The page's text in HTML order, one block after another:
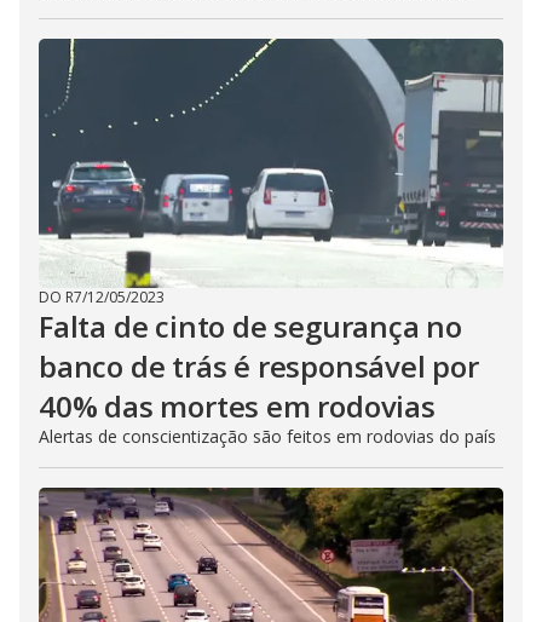
DO R7/12/05/2023
Falta de cinto de segurança no
banco de trás é responsável por
40% das mortes em rodovias
Alertas de conscientização são feitos em rodovias do país